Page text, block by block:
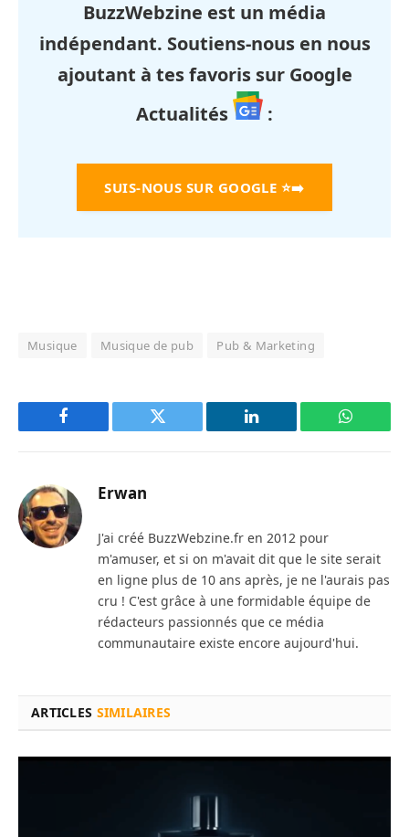
BuzzWebzine est un média
indépendant. Soutiens-nous en nous
ajoutant à tes favoris sur Google
Actualités
:
SUIS-NOUS SUR GOOGLE ⭐➡️
Musique Musique de pub Pub & Marketing
Facebook Twitter LinkedIn
Erwan
J'ai créé BuzzWebzine.fr en 2012 pour
m'amuser, et si on m'avait dit que le site serait
en ligne plus de 10 ans après, je ne l'aurais pas
cru ! C'est grâce à une formidable équipe de
rédacteurs passionnés que ce média
communautaire existe encore aujourd'hui.
ARTICLES SIMILAIRES